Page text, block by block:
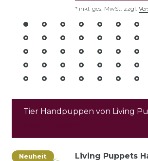
* inkl. ges. MwSt. zzgl.
Tier Handpuppen von Living
Neuheit
Living Puppets